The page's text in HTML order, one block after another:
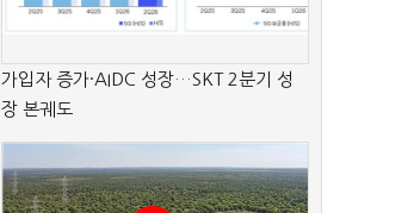
가입자 증가·AIDC 성장…SKT 2분기 성
장 본궤도